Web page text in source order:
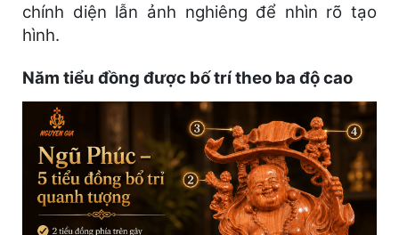
chính diện lẫn ảnh nghiêng để nhìn rõ tạo
hình.
Năm tiểu đồng được bố trí theo ba độ cao